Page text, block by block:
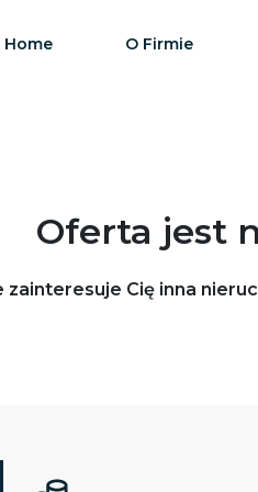
Home O Firmie
Oferta jest
zainteresuje Cię inna